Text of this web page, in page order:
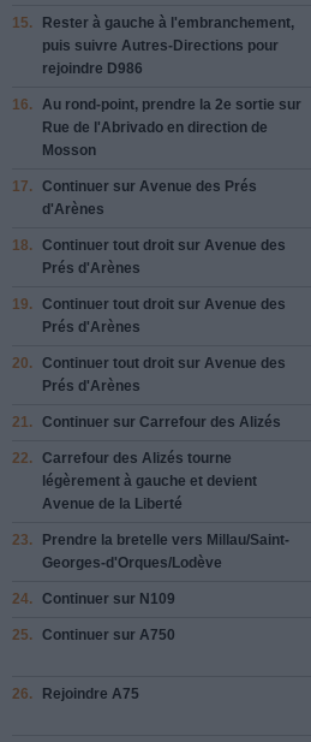
15. Rester à gauche à l'embranchement,
puis suivre Autres-Directions pour
rejoindre D986
16. Au rond-point, prendre la 2e sortie sur
Rue de l'Abrivado en direction de
Mosson
17. Continuer sur Avenue des Prés
d'Arènes
18. Continuer tout droit sur Avenue des
Prés d'Arènes
19. Continuer tout droit sur Avenue des
Prés d'Arènes
20. Continuer tout droit sur Avenue des
Prés d'Arènes
21. Continuer sur Carrefour des Alizés
22. Carrefour des Alizés tourne
légèrement à gauche et devient
Avenue de la Liberté
23. Prendre la bretelle vers Millau/Saint-
Georges-d'Orques/Lodève
24. Continuer sur N109
25. Continuer sur A750
26. Rejoindre A75